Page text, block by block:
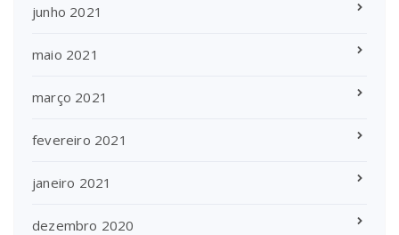
junho 2021
maio 2021
março 2021
fevereiro 2021
janeiro 2021
dezembro 2020